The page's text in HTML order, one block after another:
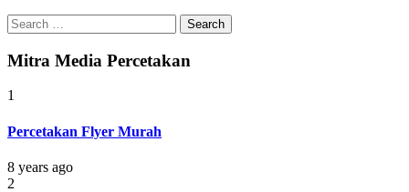
Search
for:
Mitra Media Percetakan
1
Percetakan Flyer Murah
8 years ago
2